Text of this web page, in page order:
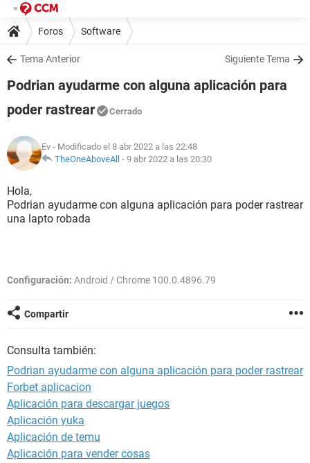
Foros Software
Tema Anterior Siguiente Tema
Podrian ayudarme con alguna aplicación para
poder rastrear
Cerrado
Ev - Modificado el 8 abr 2022 a las 22:48
TheOneAboveAll - 9 abr 2022 a las 20:30
Hola,
Podrian ayudarme con alguna aplicación para poder rastrear
una lapto robada
Configuración: Android / Chrome 100.0.4896.79
Compartir
Consulta también:
Podrian ayudarme con alguna aplicación para poder rastrear
Forbet aplicacion
Aplicación para descargar juegos
Aplicación yuka
Aplicación de temu
Aplicación para vender cosas